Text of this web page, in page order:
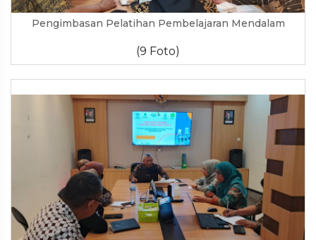
Pengimbasan Pelatihan Pembelajaran Mendalam
(9 Foto)